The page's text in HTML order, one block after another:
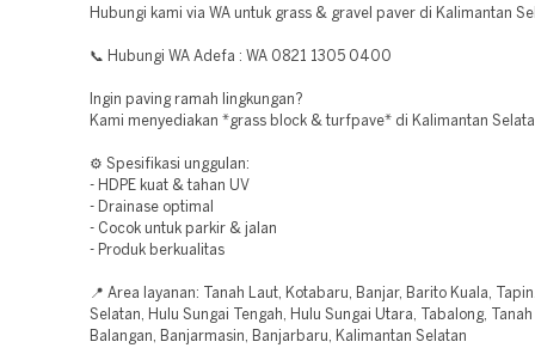
Hubungi kami via WA untuk grass & gravel paver di Kalimantan
📞 Hubungi WA Adefa : WA 0821 1305 0400
Ingin paving ramah lingkungan?
Kami menyediakan *grass block & turfpave* di Kalimantan
⚙️ Spesifikasi unggulan:
- HDPE kuat & tahan UV
- Drainase optimal
- Cocok untuk parkir & jalan
- Produk berkualitas
📍 Area layanan: Tanah Laut, Kotabaru, Banjar, Barito Kuala,
Selatan, Hulu Sungai Tengah, Hulu Sungai Utara, Tabalong,
Balangan, Banjarmasin, Banjarbaru, Kalimantan Selatan